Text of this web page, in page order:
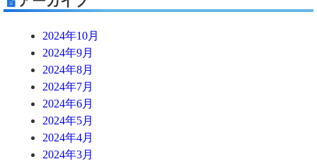
2024年10月
2024年9月
2024年8月
2024年7月
2024年6月
2024年5月
2024年4月
2024年3月